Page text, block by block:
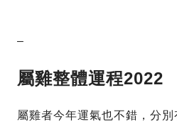
–
屬雞整體運程2022
屬雞者今年運氣也不錯，分別